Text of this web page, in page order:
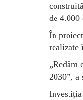
de 4.000
În
realizate
„Redăm
2030”, a
Investiția